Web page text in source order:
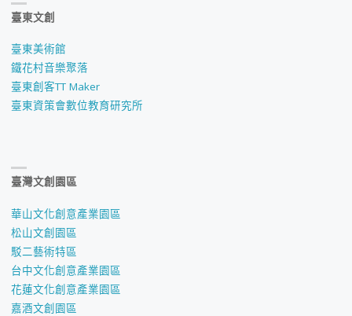
臺東文創
臺東美術館
鐵花村音樂聚落
臺東創客TT Maker
臺東資策會數位教育研究所
臺灣文創園區
華山文化創意產業園區
松山文創園區
駁二藝術特區
台中文化創意產業園區
花蓮文化創意產業園區
嘉酒文創園區